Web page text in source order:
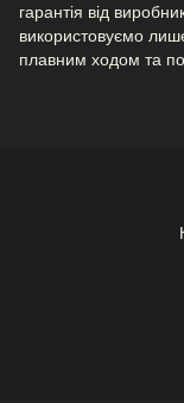
гарантія від
використовуємо
плавним ходом та